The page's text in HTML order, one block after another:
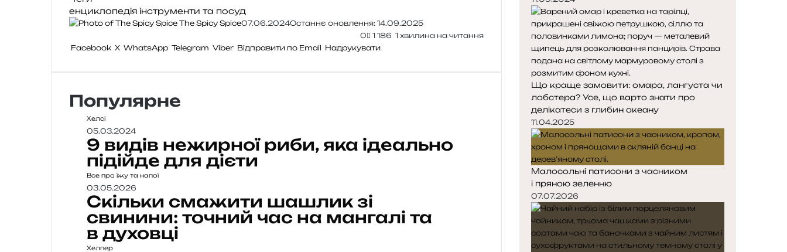
енциклопедія інструменти та посуд
The Spicy Spice07.06.2024Останнє оновлення: 14.09.2025
0
1 186 1 хвилина на читання
Facebook X WhatsApp Telegram Viber Відправити по Email Надрукувати
Популярне
Хелсі
05.03.2024
9 видів нежирної риби, яка ідеально
підійде для дієти
Все про їжу та напої
03.05.2026
Скільки смажити шашлик зі
свинини: точний час на мангалі та
в духовці
Хелпер
Що краще замовити: омара, лангуста чи
лобстера? Усе, що варто знати про
делікатеси з глибин океану
11.04.2025
Малосольні патисони з часником
і пряною зеленню
07.07.2026